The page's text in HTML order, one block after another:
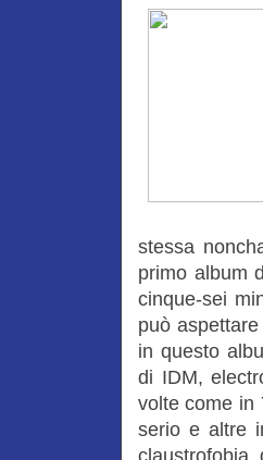
stessa
primo album
cinque-sei
può
in questo
di IDM,
volte come in
serio e altre